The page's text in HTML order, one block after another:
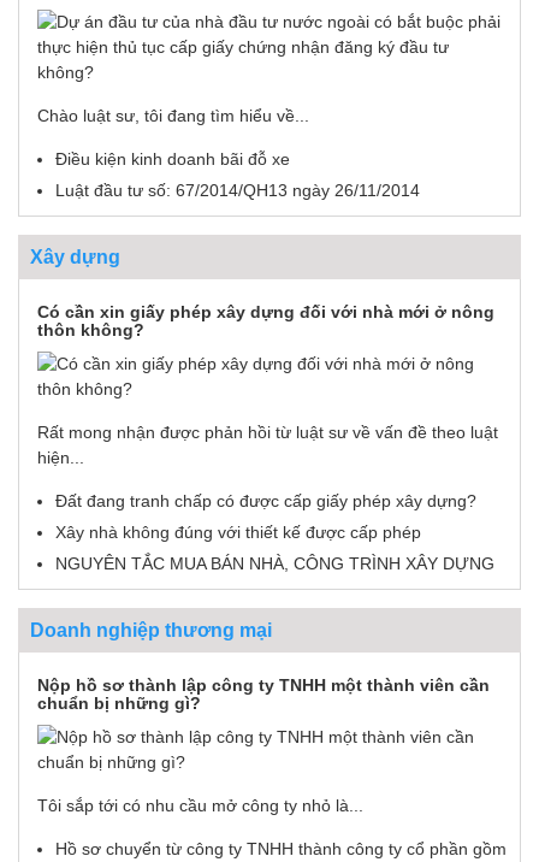
Chào luật sư, tôi đang tìm hiểu về...
Điều kiện kinh doanh bãi đỗ xe
Luật đầu tư số: 67/2014/QH13 ngày 26/11/2014
Xây dựng
Có cần xin giấy phép xây dựng đối với nhà mới ở nông
thôn không?
Rất mong nhận được phản hồi từ luật sư về vấn đề theo luật
hiện...
Đất đang tranh chấp có được cấp giấy phép xây dựng?
Xây nhà không đúng với thiết kế được cấp phép
NGUYÊN TẮC MUA BÁN NHÀ, CÔNG TRÌNH XÂY DỰNG
Doanh nghiệp thương mại
Nộp hồ sơ thành lập công ty TNHH một thành viên cần
chuẩn bị những gì?
Tôi sắp tới có nhu cầu mở công ty nhỏ là...
Hồ sơ chuyển từ công ty TNHH thành công ty cổ phần gồm